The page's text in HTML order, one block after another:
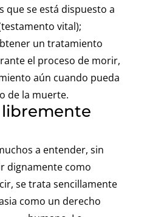
se está dispuesto a
vital);
un tratamiento
el proceso de morir,
aún cuando pueda
de la muerte.
libremente
a entender, sin
dignamente como
se trata sencillamente
como un derecho